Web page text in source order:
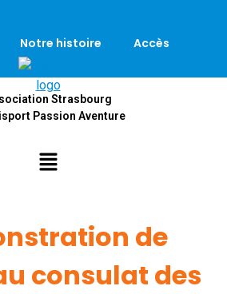
Notre histoire Accès
Strasbourg
Passion Aventure
de
consulat des